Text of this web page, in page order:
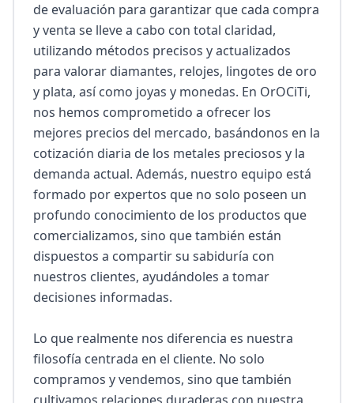
de evaluación para garantizar que cada compra
y venta se lleve a cabo con total claridad,
utilizando métodos precisos y actualizados
para valorar diamantes, relojes, lingotes de oro
y plata, así como joyas y monedas. En OrOCiTi,
nos hemos comprometido a ofrecer los
mejores precios del mercado, basándonos en la
cotización diaria de los metales preciosos y la
demanda actual. Además, nuestro equipo está
formado por expertos que no solo poseen un
profundo conocimiento de los productos que
comercializamos, sino que también están
dispuestos a compartir su sabiduría con
nuestros clientes, ayudándoles a tomar
decisiones informadas.
Lo que realmente nos diferencia es nuestra
filosofía centrada en el cliente. No solo
compramos y vendemos, sino que también